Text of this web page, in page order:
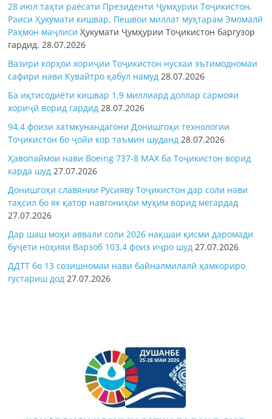
28 июл таҳти раёсати Президенти Ҷумҳурии Тоҷикистон,
Раиси Ҳукумати кишвар, Пешвои миллат муҳтарам Эмомалӣ
Раҳмон маҷлисиҲукумати Ҷумҳурии Тоҷикистон баргузор
гардид.28.07.2026
Вазири корҳои хориҷии Тоҷикистон нусхаи эътимодномаи
сафири нави Кувайтро қабул намуд 28.07.2026
Ба иқтисодиёти кишвар 1,9 миллиард доллар сармояи
хориҷӣ ворид гардид 28.07.2026
94,4 фоизи хатмкунандагони Донишгоҳи технологии
Тоҷикистон бо ҷойи кор таъмин шуданд 28.07.2026
Ҳавопаймои нави Boeing 737-8 MAX ба Тоҷикистон ворид
карда шуд 27.07.2026
Донишгоҳи славянии Русияву Тоҷикистон дар соли нави
таҳсил бо як қатор навгониҳои муҳим ворид мегардад
27.07.2026
Дар шаш моҳи аввали соли 2026 нақшаи қисми даромади
буҷети ноҳияи Варзоб 103,4 фоиз иҷро шуд 27.07.2026
ДДТТ бо 13 созишномаи нави байналмилалӣ ҳамкориро
густариш дод 27.07.2026